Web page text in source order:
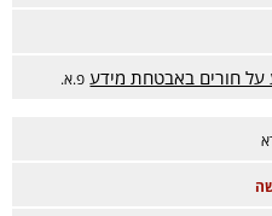
חורים באבטחת מידע פ.א.